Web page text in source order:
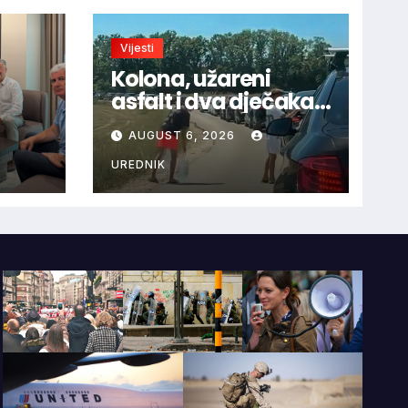
uz
Vijesti
Kolona, užareni
asfalt i dva dječaka
velikog srca: Priča s
granice oduševila
regiju
AUGUST 6, 2026
UREDNIK